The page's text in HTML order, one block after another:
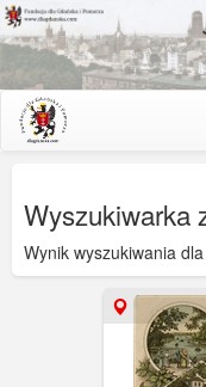
Wyszukiwarka
Wynik wyszukiwania